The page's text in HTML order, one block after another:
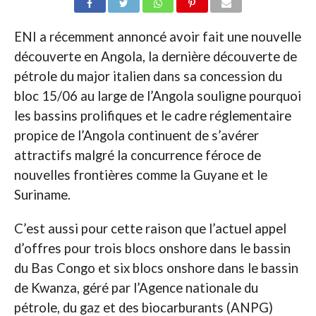
ENI a récemment annoncé avoir fait une nouvelle
découverte en Angola, la dernière découverte de
pétrole du major italien dans sa concession du
bloc 15/06 au large de l’Angola souligne pourquoi
les bassins prolifiques et le cadre réglementaire
propice de l’Angola continuent de s’avérer
attractifs malgré la concurrence féroce de
nouvelles frontières comme la Guyane et le
Suriname.
C’est aussi pour cette raison que l’actuel appel
d’offres pour trois blocs onshore dans le bassin
du Bas Congo et six blocs onshore dans le bassin
de Kwanza, géré par l’Agence nationale du
pétrole, du gaz et des biocarburants (ANPG)